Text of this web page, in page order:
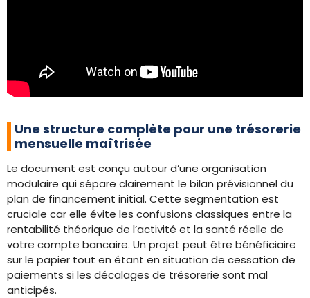
Une structure complète pour une trésorerie
mensuelle maîtrisée
Le document est conçu autour d’une organisation
modulaire qui sépare clairement le bilan prévisionnel du
plan de financement initial. Cette segmentation est
cruciale car elle évite les confusions classiques entre la
rentabilité théorique de l’activité et la santé réelle de
votre compte bancaire. Un projet peut être bénéficiaire
sur le papier tout en étant en situation de cessation de
paiements si les décalages de trésorerie sont mal
anticipés.